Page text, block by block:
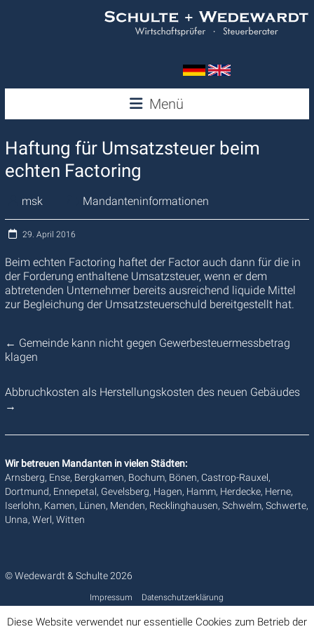
Wedewardt
&
Schulte
Menü
Haftung für Umsatzsteuer beim
echten Factoring
msk Mandanteninformationen
29. April 2016
Beim echten Factoring haftet der Factor auch dann für die in
der Forderung enthaltene Umsatzsteuer, wenn er dem
abtretenden Unternehmer bereits ausreichend liquide Mittel
zur Begleichung der Umsatzsteuerschuld bereitgestellt hat.
← Gemeinde kann nicht gegen Gewerbesteuermessbetrag
klagen
Abbruchkosten als Herstellungskosten des neuen Gebäudes
→
Wir betreuen Mandanten in vielen Städten:
Arnsberg, Ense, Bergkamen, Bochum, Bönen, Castrop-Rauxel,
Dortmund, Ennepetal, Gevelsberg, Hagen, Hamm, Herdecke, Herne,
Iserlohn, Kamen, Lünen, Menden, Recklinghausen, Schwelm, Schwerte,
Unna, Werl, Witten
© Wedewardt & Schulte 2026
Impressum Datenschutzerklärung
Diese Website verwendet nur essentielle Cookies zum Betrieb der